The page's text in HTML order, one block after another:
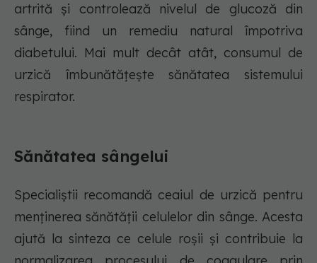
artrită și controlează nivelul de glucoză din
sânge, fiind un remediu natural împotriva
diabetului. Mai mult decât atât, consumul de
urzică îmbunătățește sănătatea sistemului
respirator.
Sănătatea sângelui
Specialiștii recomandă ceaiul de urzică pentru
menținerea sănătății celulelor din sânge. Acesta
ajută la sinteza ce celule roșii și contribuie la